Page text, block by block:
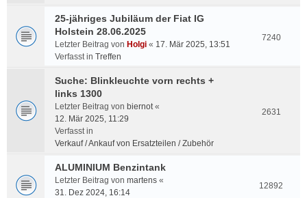
25-jähriges Jubiläum der Fiat IG
Holstein 28.06.2025
Letzter Beitrag von Holgi « 17. Mär 2025, 13:51
Verfasst in Treffen
7240
Suche: Blinkleuchte vorn rechts +
links 1300
Letzter Beitrag von biernot«
12. Mär 2025, 11:29
Verfasst in
Verkauf / Ankauf von Ersatzteilen / Zubehör
2631
ALUMINIUM Benzintank
Letzter Beitrag von martens «
31. Dez 2024, 16:14
12892